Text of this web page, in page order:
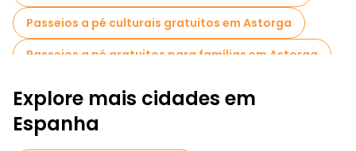
Passeios a pé culturais gratuitos em Astorga
Passeios a pé gratuitos para famílias em Astorga
Visita guiada gratuita à cidade velha Astorga
Explore mais cidades em
Espanha